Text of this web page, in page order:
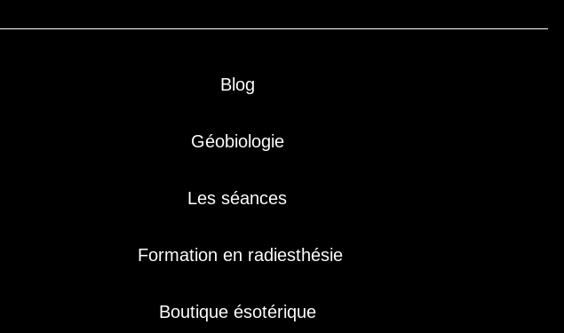
Blog
Géobiologie
Les séances
Formation en radiesthésie
Boutique ésotérique